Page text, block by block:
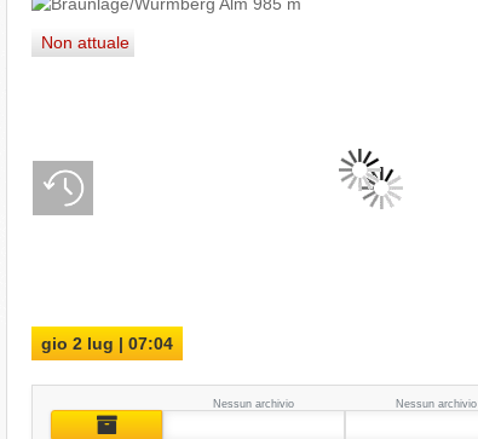
Non attuale
gio 2 lug | 07:04
Archivio
Nessun archivio Nessun archivio